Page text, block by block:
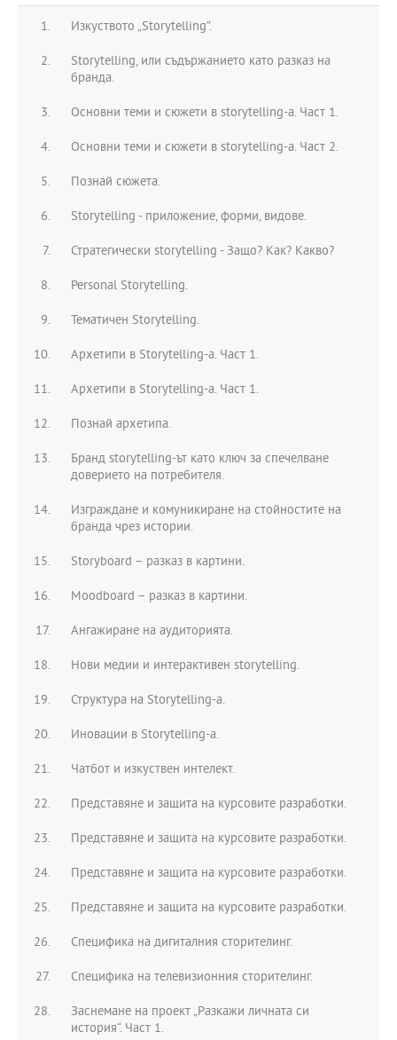
Изкуството „Storytelling”.
Storytelling, или съдържанието като разказ на
бранда.
Основни теми и сюжети в storytelling-a. Част 1.
Основни теми и сюжети в storytelling-a. Част 2.
Познай сюжета.
Storytelling - приложение, форми, видове.
Стратегически storytelling - Защо? Как? Какво?
Personal Storytelling.
Тематичен Storytelling.
Архетипи в Storytelling-a. Част 1.
Архетипи в Storytelling-a. Част 1.
Познай архетипа.
Бранд storytelling-ът като ключ за спечелване
доверието на потребителя.
Изграждане и комуникиране на стойностите на
бранда чрез истории.
Storyboard – разказ в картини.
Moodboard – разказ в картини.
Ангажиране на аудиторията.
Нови медии и интерактивен storytelling.
Структура на Storytelling-a.
Иновации в Storytelling-a.
Чатбот и изкуствен интелект.
Представяне и защита на курсовите разработки.
Представяне и защита на курсовите разработки.
Представяне и защита на курсовите разработки.
Представяне и защита на курсовите разработки.
Специфика на дигиталния сторителинг.
Специфика на телевизионния сторителинг.
Заснемане на проект „Разкажи личната си
история“. Част 1.